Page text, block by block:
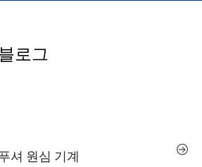
로그
셔 원심 기계 